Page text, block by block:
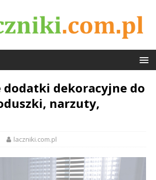
dodatki dekoracyjne do
narzuty,
laczniki.com.pl